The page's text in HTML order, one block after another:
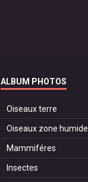
ALBUM PHOTOS
Oiseaux terre
Oiseaux zone humide
Mammiféres
Insectes